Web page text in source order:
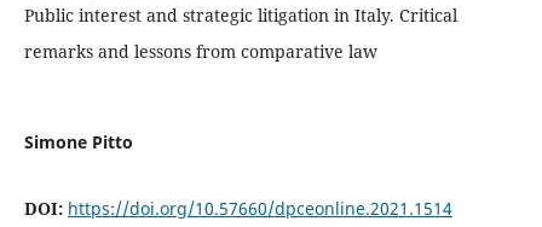
Public interest and strategic litigation in Italy. Critical
remarks and lessons from comparative law
Simone Pitto
DOI: https://doi.org/10.57660/dpceonline.2021.1514